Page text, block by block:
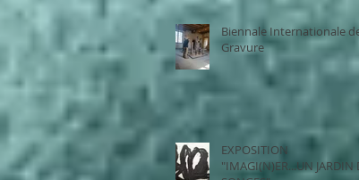
Biennale Internationale
Gravure
EXPOSITION
"IMAGI(N)ER...UN JARDIN